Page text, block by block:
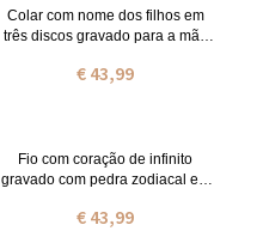
Colar com nome dos filhos em
três discos gravado para a mãe
€ 43,99
Fio com coração de infinito
gravado com pedra zodiacal em
€ 43,99